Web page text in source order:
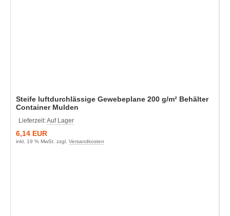
Steife luftdurchlässige Gewebeplane 200 g/m² Behälter
Container Mulden
Lieferzeit:Auf Lager
6,14 EUR
inkl. 19 % MwSt. zzgl. Versandkosten